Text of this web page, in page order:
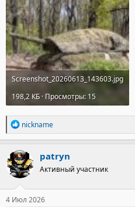
Screenshot_20260613_143603.jpg
198,2 КБ · Просмотры: 15
Р
е
а
к
ц
и
и
:
nickname
patryn
Активный участник
4 Июл 2026